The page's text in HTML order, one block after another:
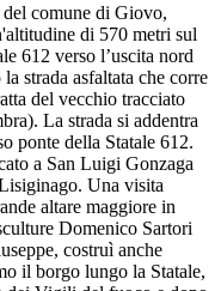
comune di Giovo,
di 570 metri sul
612 verso l’uscita nord
strada asfaltata che corre
del vecchio tracciato
La strada si addentra
ponte della Statale 612.
a San Luigi Gonzaga
Una visita
altare maggiore in
Domenico Sartori
costruì anche
il borgo lungo la Statale,